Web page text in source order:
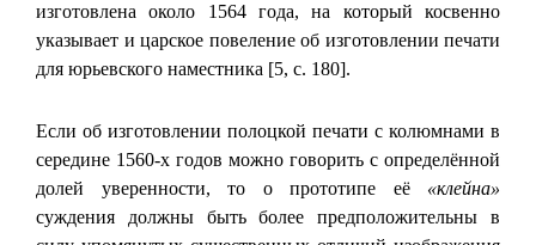
изготовлена около 1564 года, на который косвенно
указывает и царское повеление об изготовлении печати
для юрьевского наместника [5, с. 180].
Если об изготовлении полоцкой печати с колюмнами в
середине 1560-х годов можно говорить с определённой
долей уверенности, то о прототипе её «клейна»
суждения должны быть более предположительны в